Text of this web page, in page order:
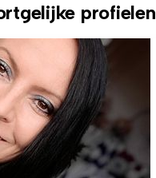
profielen